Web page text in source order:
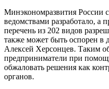
Минэкономразвития России
ведомствами разработало, а
перечень из 202 видов
также может быть оспорен в
Алексей Херсонцев. Таким
предприниматели при
обжаловать решения как
органов.